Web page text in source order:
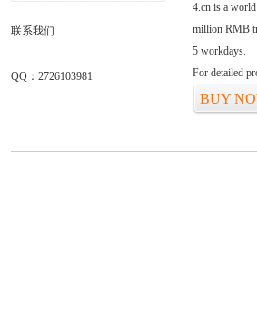
联系我们
QQ：2726103981
4.cn is a
million RMB
5 workdays.
For detailed
BUY